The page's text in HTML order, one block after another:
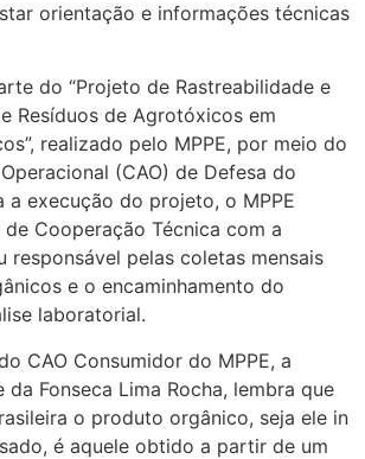
orientação e informações técnicas
do “Projeto de Rastreabilidade e
Resíduos de Agrotóxicos em
realizado pelo MPPE, por meio do
(CAO) de Defesa do
a execução do projeto, o MPPE
Cooperação Técnica com a
responsável pelas coletas mensais
e o encaminhamento do
laboratorial.
CAO Consumidor do MPPE, a
Fonseca Lima Rocha, lembra que
o produto orgânico, seja ele in
é aquele obtido a partir de um